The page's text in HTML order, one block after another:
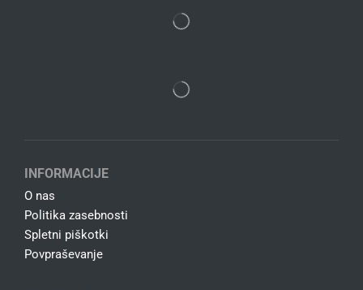
INFORMACIJE
O nas
Politika zasebnosti
Spletni piškotki
Povpraševanje